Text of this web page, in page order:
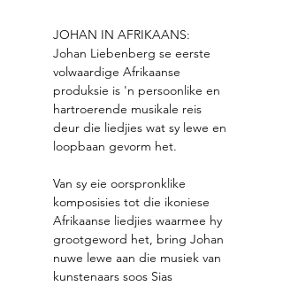
JOHAN IN AFRIKAANS:
Johan Liebenberg se eerste
volwaardige Afrikaanse
produksie is 'n persoonlike en
hartroerende musikale reis
deur die liedjies wat sy lewe en
loopbaan gevorm het.
Van sy eie oorspronklike
komposisies tot die ikoniese
Afrikaanse liedjies waarmee hy
grootgeword het, bring Johan
nuwe lewe aan die musiek van
kunstenaars soos Sias